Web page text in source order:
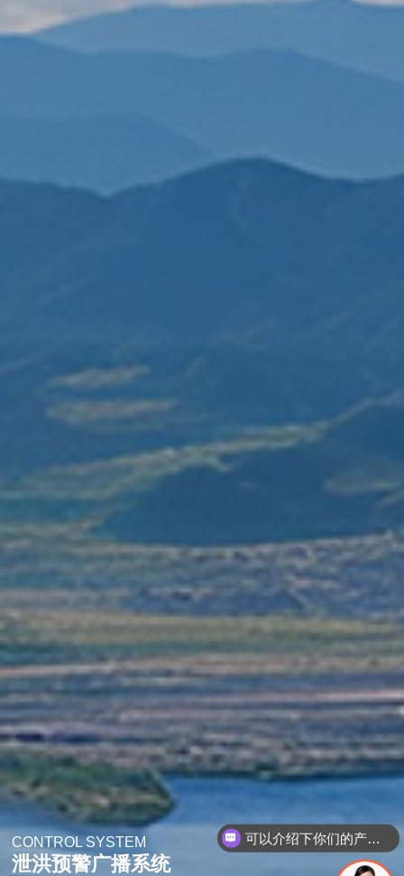
CONTROL SYSTEM
泄洪预警广播系统
你们是怎么收费的呢